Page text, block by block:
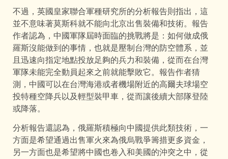
不過，英國皇家聯合軍種研究所的分析報告則指出，這
並不意味著莫斯科就不能向北京出售裝備和技術。報告
作者認為，中國軍隊屆時面臨的挑戰將是：如何做成俄
羅斯沒能做到的事情，也就是壓制台灣的防空體系，並
且迅速向指定地點投放足夠的兵力和裝備，從而在台灣
軍隊未能完全動員起來之前就能擊敗它。報告作者猜
測，中國可以在台灣海港或者機場附近的高爾夫球場空
投特種空降兵以及輕型裝甲車，從而讓後續大部隊登陸
或降落。
分析報告還認為，俄羅斯積極向中國提供此類技術，一
方面是希望通過出售軍火來為俄烏戰爭籌措更多資金，
另一方面也是希望將中國也卷入和美國的沖突之中，從